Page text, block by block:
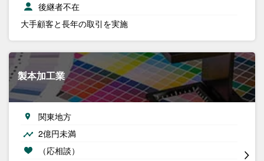
後継者不在
大手顧客と長年の取引を実施
製本加工業
関東地方
2億円未満
（応相談）